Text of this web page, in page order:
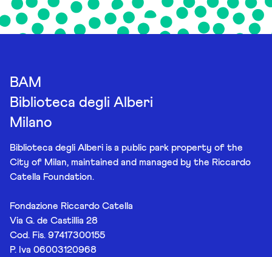
BAM
Biblioteca degli Alberi
Milano
Biblioteca degli Alberi is a public park property of the
City of Milan, maintained and managed by the Riccardo
Catella Foundation.
Fondazione Riccardo Catella
Via G. de Castillia 28
Cod. Fis. 97417300155
P. Iva 06003120968